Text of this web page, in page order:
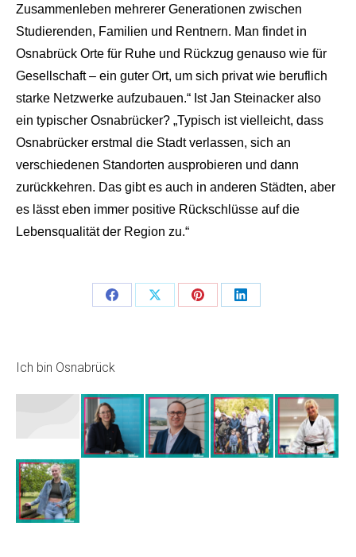
Zusammenleben mehrerer Generationen zwischen
Studierenden, Familien und Rentnern. Man findet in
Osnabrück Orte für Ruhe und Rückzug genauso wie für
Gesellschaft – ein guter Ort, um sich privat wie beruflich
starke Netzwerke aufzubauen.“ Ist Jan Steinacker also
ein typischer Osnabrücker? „Typisch ist vielleicht, dass
Osnabrücker erstmal die Stadt verlassen, sich an
verschiedenen Standorten ausprobieren und dann
zurückkehren. Das gibt es auch in anderen Städten, aber
es lässt eben immer positive Rückschlüsse auf die
Lebensqualität der Region zu.“
Teilen
Teilen
Teilen
Teilen
Ich bin Osnabrück